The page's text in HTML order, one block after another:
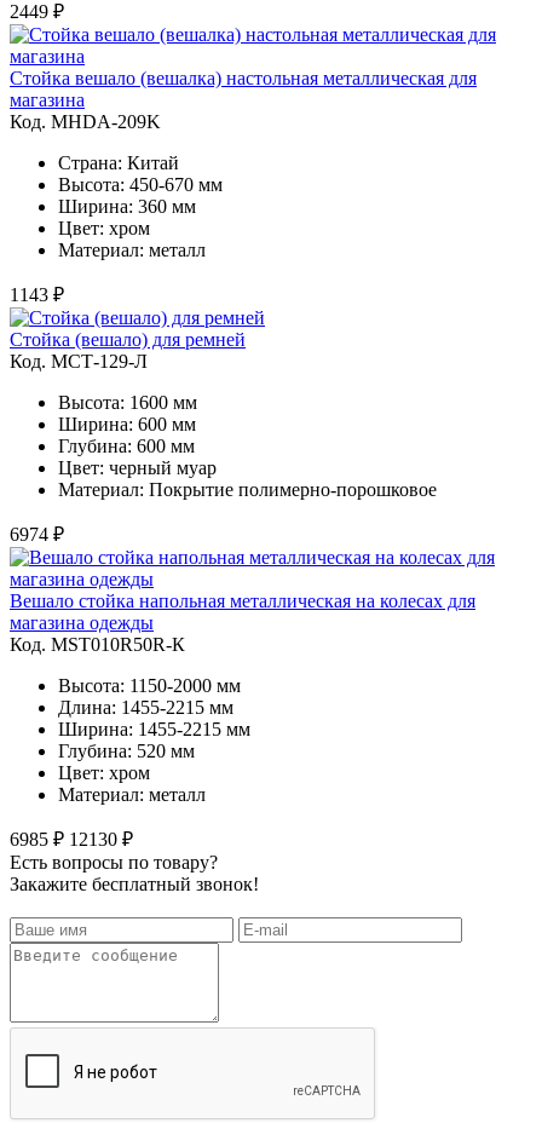
2449 ₽
Стойка вешало (вешалка) настольная металлическая для
магазина
Код. MHDA-209K
Страна: Китай
Высота: 450-670 мм
Ширина: 360 мм
Цвет: хром
Материал: металл
1143 ₽
Стойка (вешало) для ремней
Код. MСТ-129-Л
Высота: 1600 мм
Ширина: 600 мм
Глубина: 600 мм
Цвет: черный муар
Материал: Покрытие полимерно-порошковое
6974 ₽
Вешало стойка напольная металлическая на колесах для
магазина одежды
Код. MST010R50R-К
Высота: 1150-2000 мм
Длина: 1455-2215 мм
Ширина: 1455-2215 мм
Глубина: 520 мм
Цвет: хром
Материал: металл
6985 ₽ 12130 ₽
Есть вопросы по товару?
Закажите бесплатный звонок!